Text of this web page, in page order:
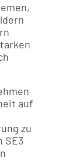
auf
zu
SE3